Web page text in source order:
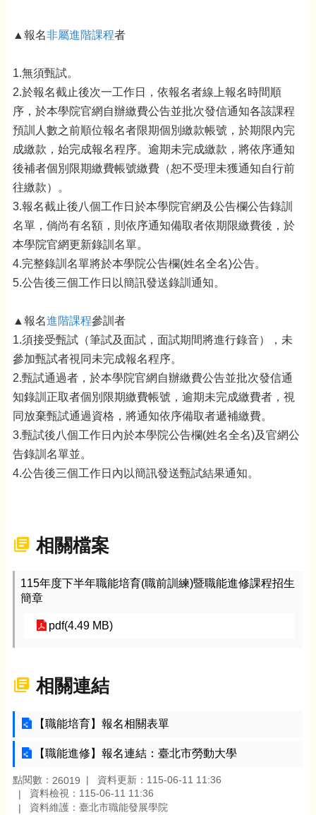
▲報名非屬進階課程者
1.無須甄試。
2.於報名截止後次一工作日，依報名者線上報名時間順
序，於本學院官網自辦繳費公告並批次發信通知各該課程
預訓人數之前順位報名者限期個別繳款帳號，於期限內完
成繳款，始完成報名程序。逾期未完成繳款，將依序通知
後補者個別限期繳費帳號繳費（恕不受理未獲通知自行前
往繳款）。
3.報名截止後八個工作日於本學院官網及公告欄公告錄訓
名單，倘尚有名額，則依序通知備取者依期限繳費後，於
本學院官網更新錄訓名單。
4.完整錄訓名單將於本學院公告欄(姓名全名)公告。
5.公告後三個工作日以簡訊發送錄訓通知。
▲報名進階課程參訓者
1.須接受甄試（筆試及面試，面試期間將進行錄音），未
參加甄試者視同未完成報名程序。
2.甄試通過者，於本學院官網自辦繳費公告並批次發信通
知錄訓正取者個別限期繳費帳號，逾期未完成繳費者，視
同放棄甄試通過資格，將通知依序備取者遞補繳費。
3.甄試後八個工作日內於本學院公告欄(姓名全名)及官網公
告錄訓名單並。
4.公告後三個工作日內以簡訊發送甄試結果通知。
相關檔案
115年度下半年職能培育(職前訓練)暨職能進修課程招生
簡章
pdf(4.49 MB)
相關連結
【職能培育】報名相關表單
【職能進修】報名連結：臺北市勞動大學
點閱數： 26019
資料更新：115-06-11 11:36
資料檢視：115-06-11 11:36
資料維護：臺北市職能發展學院